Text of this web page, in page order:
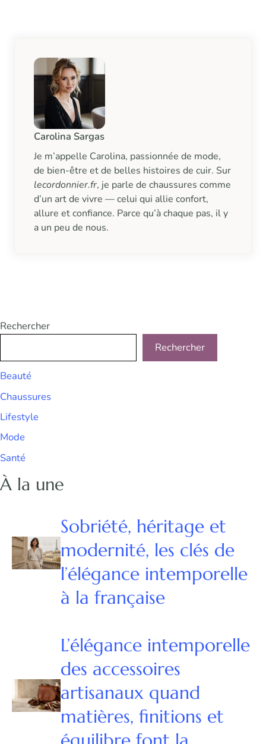
Carolina Sargas
Je m’appelle Carolina, passionnée de mode,
de bien-être et de belles histoires de cuir. Sur
lecordonnier.fr, je parle de chaussures comme
d’un art de vivre — celui qui allie confort,
allure et confiance. Parce qu’à chaque pas, il y
a un peu de nous.
Rechercher
Rechercher
Beauté
Chaussures
Lifestyle
Mode
Santé
À la une
Sobriété, héritage et
modernité, les clés de
l’élégance intemporelle
à la française
L’élégance intemporelle
des accessoires
artisanaux quand
matières, finitions et